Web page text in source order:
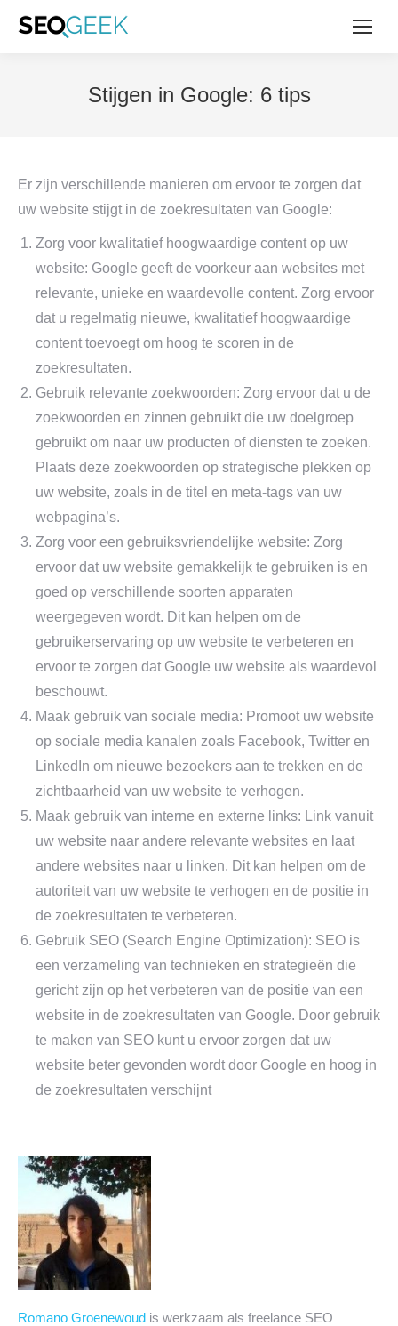
Stijgen in Google: 6 tips
Er zijn verschillende manieren om ervoor te zorgen dat
uw website stijgt in de zoekresultaten van Google:
Zorg voor kwalitatief hoogwaardige content op uw
website: Google geeft de voorkeur aan websites met
relevante, unieke en waardevolle content. Zorg ervoor
dat u regelmatig nieuwe, kwalitatief hoogwaardige
content toevoegt om hoog te scoren in de
zoekresultaten.
Gebruik relevante zoekwoorden: Zorg ervoor dat u de
zoekwoorden en zinnen gebruikt die uw doelgroep
gebruikt om naar uw producten of diensten te zoeken.
Plaats deze zoekwoorden op strategische plekken op
uw website, zoals in de titel en meta-tags van uw
webpagina’s.
Zorg voor een gebruiksvriendelijke website: Zorg
ervoor dat uw website gemakkelijk te gebruiken is en
goed op verschillende soorten apparaten
weergegeven wordt. Dit kan helpen om de
gebruikerservaring op uw website te verbeteren en
ervoor te zorgen dat Google uw website als waardevol
beschouwt.
Maak gebruik van sociale media: Promoot uw website
op sociale media kanalen zoals Facebook, Twitter en
LinkedIn om nieuwe bezoekers aan te trekken en de
zichtbaarheid van uw website te verhogen.
Maak gebruik van interne en externe links: Link vanuit
uw website naar andere relevante websites en laat
andere websites naar u linken. Dit kan helpen om de
autoriteit van uw website te verhogen en de positie in
de zoekresultaten te verbeteren.
Gebruik SEO (Search Engine Optimization): SEO is
een verzameling van technieken en strategieën die
gericht zijn op het verbeteren van de positie van een
website in de zoekresultaten van Google. Door gebruik
te maken van SEO kunt u ervoor zorgen dat uw
website beter gevonden wordt door Google en hoog in
de zoekresultaten verschijnt
Romano Groenewoud is werkzaam als freelance SEO